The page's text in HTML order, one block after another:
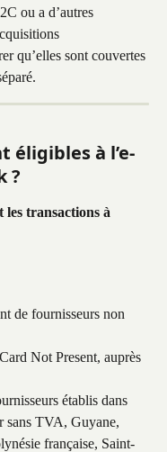
ou a d’autres
qu’elles sont couvertes
éligibles à l’e-
?
transactions à
de fournisseurs non
Not Present, auprès
établis dans
sans TVA, Guyane,
française, Saint-